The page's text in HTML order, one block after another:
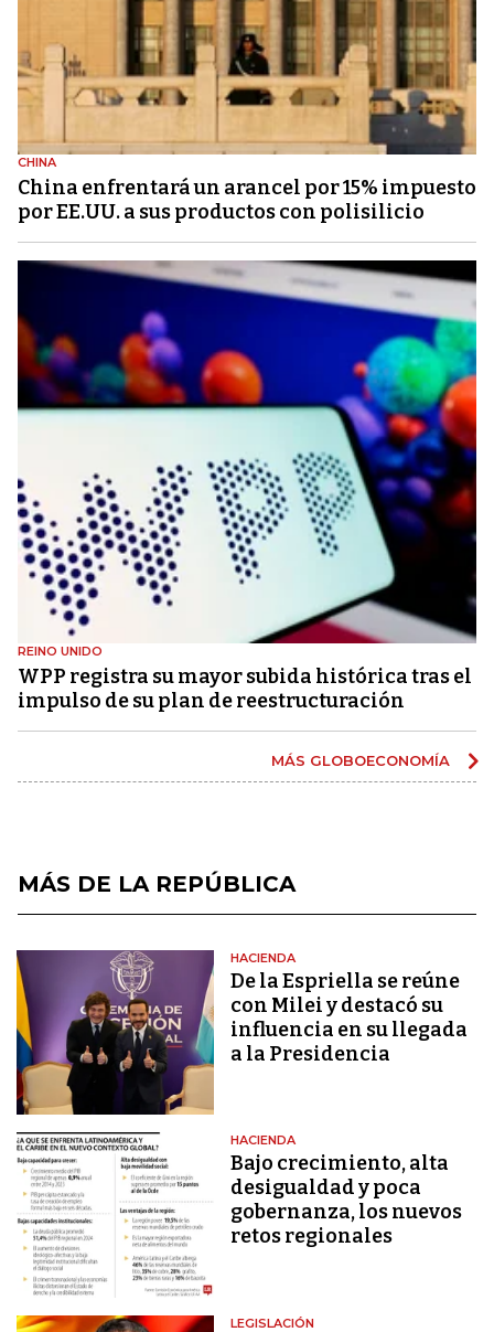
CHINA
China enfrentará un arancel por 15% impuesto
por EE.UU. a sus productos con polisilicio
REINO UNIDO
WPP registra su mayor subida histórica tras el
impulso de su plan de reestructuración
MÁS GLOBOECONOMÍA
MÁS DE LA REPÚBLICA
HACIENDA
De la Espriella se reúne
con Milei y destacó su
influencia en su llegada
a la Presidencia
HACIENDA
Bajo crecimiento, alta
desigualdad y poca
gobernanza, los nuevos
retos regionales
LEGISLACIÓN